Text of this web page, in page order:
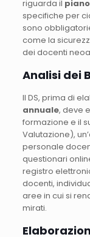
riguarda il
specifiche per
sono
come la
dei docenti
Analisi dei
Il DS, prima di
annuale, deve
formazione e il
Valutazione),
personale
questionari
registro
docenti,
aree in cui si
mirati.